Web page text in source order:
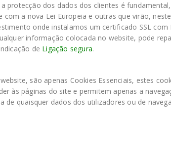
protecção dos dados dos clientes é fundamental,
a nova Lei Europeia e outras que virão, neste
onde instalamos um certificado SSL com
informação colocada no website, pode
de Ligação segura.
são apenas Cookies Essenciais, estes
às páginas do site e permitem apenas a
de quaisquer dados dos utilizadores ou de